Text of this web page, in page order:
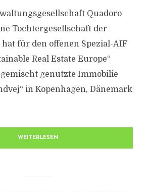
Quadoro
Tochtergesellschaft der
für den offenen Spezial-AIF
Real Estate Europe“
gemischt genutzte Immobilie
in Kopenhagen, Dänemark
WEITERLESEN